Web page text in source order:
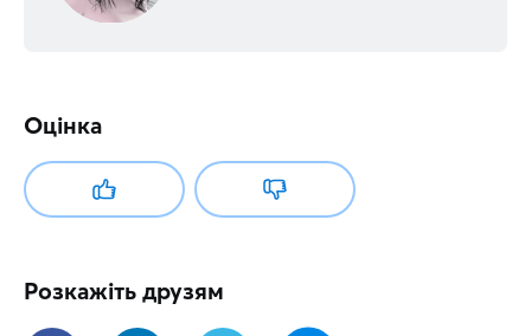
Оцінка
Розкажіть друзям